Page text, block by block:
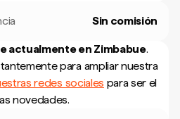
Sin comisión
actualmente en Zimbabue.
para ampliar nuestra
redes sociales para ser el
novedades.